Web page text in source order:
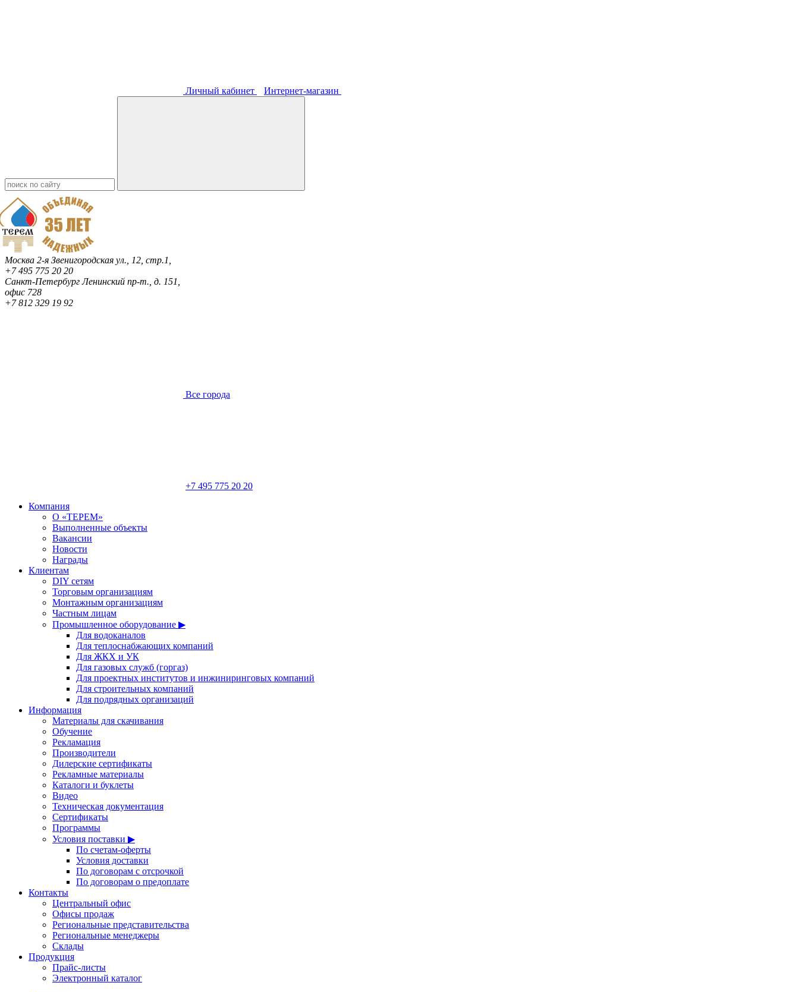
Личный кабинет Интернет-магазин
Москва 2-я Звенигородская ул., 12, стр.1,
+7 495 775 20 20
Санкт-ПетербургЛенинский пр-т., д. 151,
офис 728
+7 812 329 19 92
Все города
+7 495 775 20 20
Компания
О «ТЕРЕМ»
Выполненные объекты
Вакансии
Новости
Награды
Клиентам
DIY сетям
Торговым организациям
Монтажным организациям
Частным лицам
Промышленное оборудование ▶
Для водоканалов
Для теплоснабжающих компаний
Для ЖКХ и УК
Для газовых служб (горгаз)
Для проектных институтов и инжиниринговых компаний
Для строительных компаний
Для подрядных организаций
Информация
Материалы для скачивания
Обучение
Рекламация
Производители
Дилерские сертификаты
Рекламные материалы
Каталоги и буклеты
Видео
Техническая документация
Сертификаты
Программы
Условия поставки ▶
По счетам-оферты
Условия доставки
По договорам с отсрочкой
По договорам о предоплате
Контакты
Центральный офис
Офисы продаж
Региональные представительства
Региональные менеджеры
Склады
Продукция
Прайс-листы
Электронный каталог